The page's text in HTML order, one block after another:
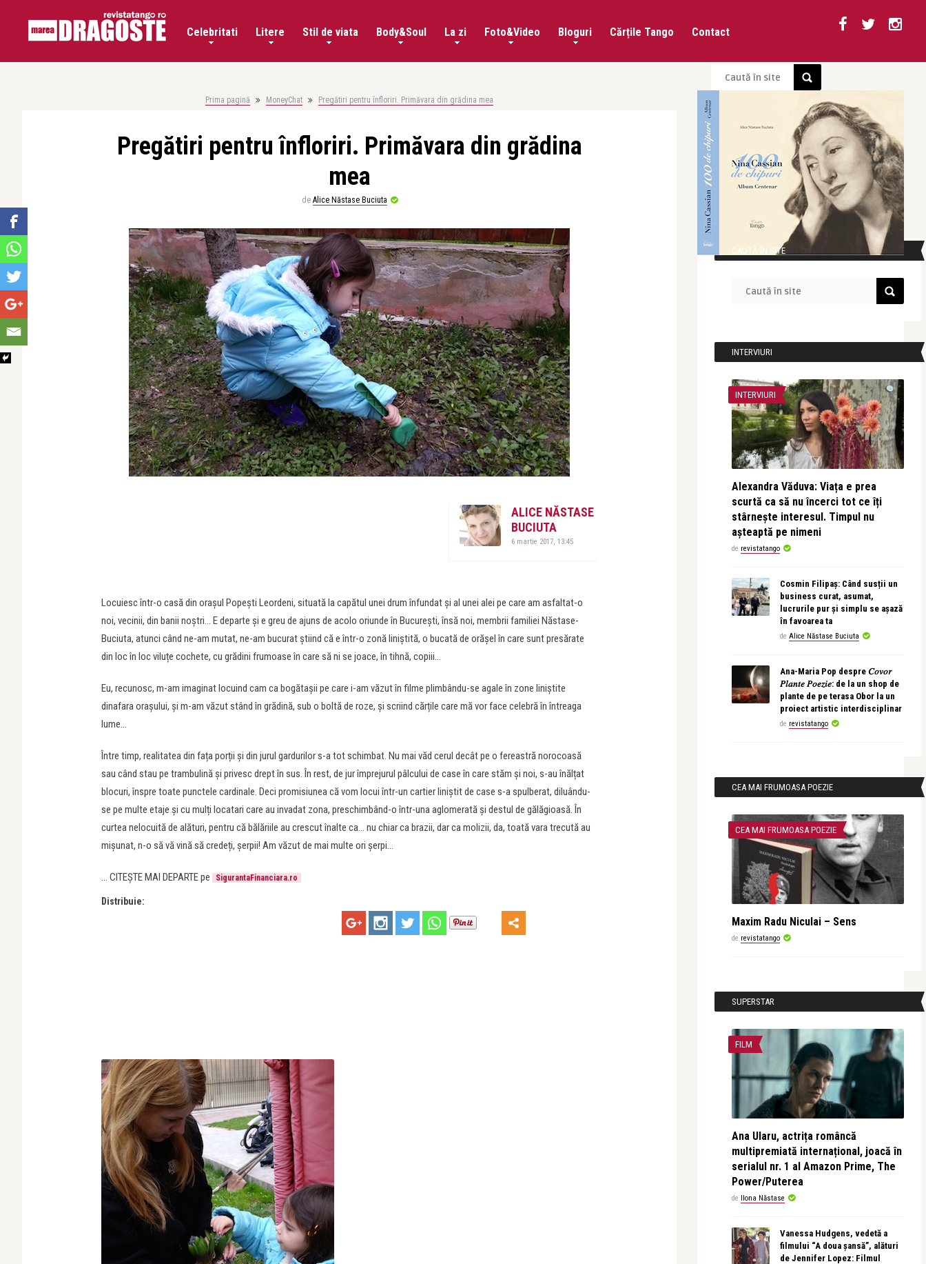
Celebritati Litere Stil de viata Body&Soul La zi Foto&Video Bloguri Cărțile Tango Contact
Prima pagină MoneyChat Pregătiri pentru înfloriri. Primăvara din grădina mea
Pregătiri pentru înfloriri. Primăvara din grădina
mea
de Alice Năstase Buciuta
ALICE NĂSTASE
BUCIUTA
6 martie 2017, 13:45
Locuiesc într-o casă din orașul Popești Leordeni, situată la capătul unei drum înfundat și al unei alei pe care am asfaltat-o
noi, vecinii, din banii noștri… E departe și e greu de ajuns de acolo oriunde în București, însă noi, membrii familiei Năstase-
Buciuta, atunci când ne-am mutat, ne-am bucurat știind că e într-o zonă liniștită, o bucată de orășel în care sunt presărate
din loc în loc viluțe cochete, cu grădini frumoase în care să ni se joace, în tihnă, copiii…
Eu, recunosc, m-am imaginat locuind cam ca bogătașii pe care i-am văzut în filme plimbându-se agale în zone liniștite
dinafara orașului, și m-am văzut stând în grădină, sub o boltă de roze, și scriind cărțile care mă vor face celebră în întreaga
lume…
Între timp, realitatea din fața porții și din jurul gardurilor s-a tot schimbat. Nu mai văd cerul decât pe o fereastră norocoasă
sau când stau pe trambulină și privesc drept în sus. În rest, de jur împrejurul pâlcului de case în care stăm și noi, s-au înălțat
blocuri, înspre toate punctele cardinale. Deci promisiunea că vom locui într-un cartier liniștit de case s-a spulberat, diluându-
se pe multe etaje și cu mulți locatari care au invadat zona, preschimbând-o într-una aglomerată și destul de gălăgioasă. În
curtea nelocuită de alături, pentru că bălăriile au crescut înalte ca… nu chiar ca brazii, dar ca molizii, da, toată vara trecută au
mișunat, n-o să vă vină să credeți, șerpii! Am văzut de mai multe ori șerpi…
… CITEȘTE MAI DEPARTE pe SigurantaFinanciara.ro
Distribuie:
CAUTĂ ÎN SITE
INTERVIURI
INTERVIURI
Alexandra Văduva: Viața e prea
scurtă ca să nu încerci tot ce îți
stârnește interesul. Timpul nu
așteaptă pe nimeni
de revistatango
Cosmin Filipaș: Când susții un
business curat, asumat,
lucrurile pur și simplu se așază
în favoarea ta
de Alice Năstase Buciuta
Ana-Maria Pop despre 𝐶𝑜𝑣𝑜𝑟
𝑃𝑙𝑎𝑛𝑡𝑒 𝑃𝑜𝑒𝑧𝑖𝑒: de la un shop de
plante de pe terasa Obor la un
proiect artistic interdisciplinar
de revistatango
CEA MAI FRUMOASA POEZIE
CEA MAI FRUMOASA POEZIE
Maxim Radu Niculai – Sens
de revistatango
SUPERSTAR
FILM
Ana Ularu, actrița româncă
multipremiată internațional, joacă în
serialul nr. 1 al Amazon Prime, The
Power/Puterea
de Ilona Năstase
Vanessa Hudgens, vedetă a
filmului “A doua șansă”, alături
de Jennifer Lopez: Filmul